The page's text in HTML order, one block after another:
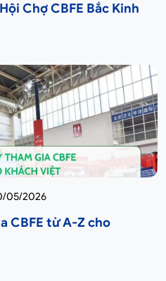
Chợ CBFE Bắc Kinh
05/2026
CBFE từ A-Z cho